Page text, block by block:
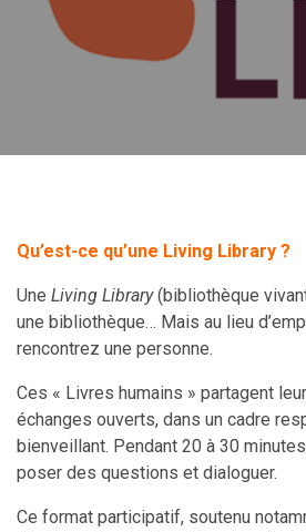
Qu’est-ce qu’une Living Library ?
Une Living Library(bibliothèque
une bibliothèque… Mais au lieu
rencontrez une personne.
Ces « Livres humains » partagent
échanges ouverts, dans un cadre
bienveillant. Pendant 20 à 30
poser des questions et dialoguer.
Ce format participatif, soutenu